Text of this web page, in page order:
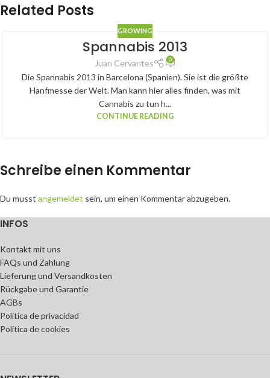
Related Posts
GROWING
Spannabis 2013
Juan Cervantes 0
Die Spannabis 2013 in Barcelona (Spanien). Sie ist die größte
Hanfmesse der Welt. Man kann hier alles finden, was mit
Cannabis zu tun h...
CONTINUE READING
Schreibe einen Kommentar
Du musst angemeldet sein, um einen Kommentar abzugeben.
INFOS
Kontakt mit uns
FAQs und Zahlung
Lieferung und Versandkosten
Rückgabe und Garantie
AGBs
Política de privacidad
Política de cookies